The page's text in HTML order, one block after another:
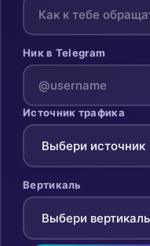
Ник в Telegram
Источник трафика
Вертикаль